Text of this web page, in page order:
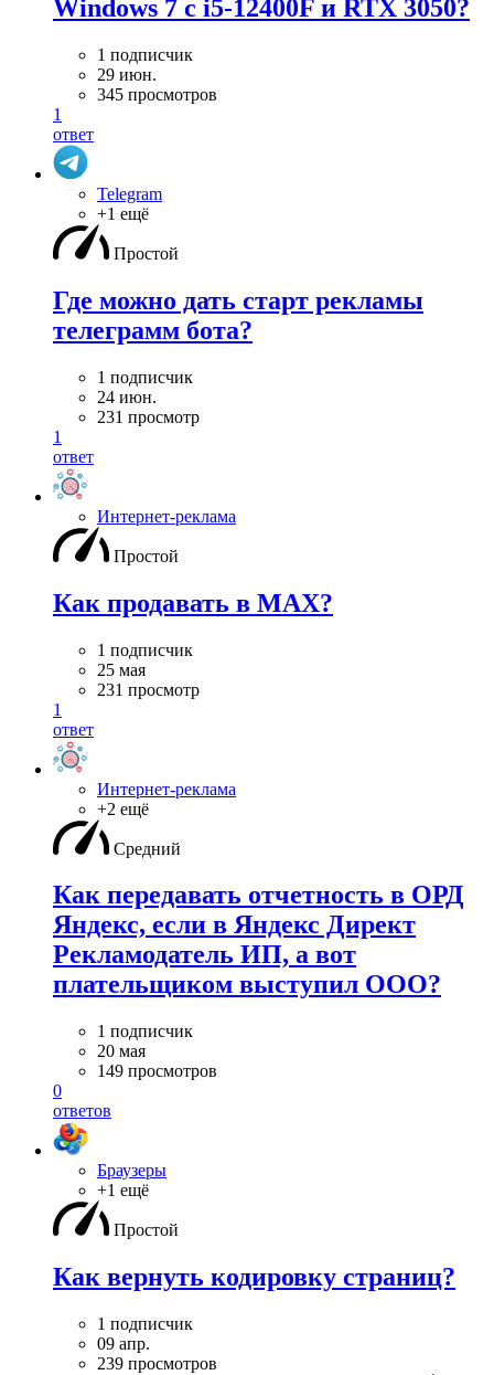
Windows 7 с i5-12400F и RTX 3050?
1 подписчик
29 июн.
345 просмотров
1
ответ
Telegram
+1 ещё
Простой
Где можно дать старт рекламы
телеграмм бота?
1 подписчик
24 июн.
231 просмотр
1
ответ
Интернет-реклама
Простой
Как продавать в MAX?
1 подписчик
25 мая
231 просмотр
1
ответ
Интернет-реклама
+2 ещё
Средний
Как передавать отчетность в ОРД
Яндекс, если в Яндекс Директ
Рекламодатель ИП, а вот
плательщиком выступил ООО?
1 подписчик
20 мая
149 просмотров
0
ответов
Браузеры
+1 ещё
Простой
Как вернуть кодировку страниц?
1 подписчик
09 апр.
239 просмотров